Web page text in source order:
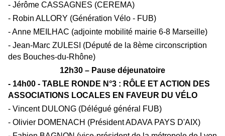
- Jérôme CASSAGNES (CEREMA)
- Robin ALLORY (Génération Vélo - FUB)
- Anne MEILHAC (adjointe mobilité mairie 6-8 Marseille)
- Jean-Marc ZULESI (Député de la 8ème circonscription
des Bouches-du-Rhône)
12h30 – Pause déjeunatoire
- 14h00 - TABLE RONDE N°3 : RÔLE ET ACTION DES
ASSOCIATIONS LOCALES EN FAVEUR DU VÉ LO
- Vincent DULONG (Délégué général FUB)
- Olivier DOMENACH (Président ADAVA PAYS D'AIX)